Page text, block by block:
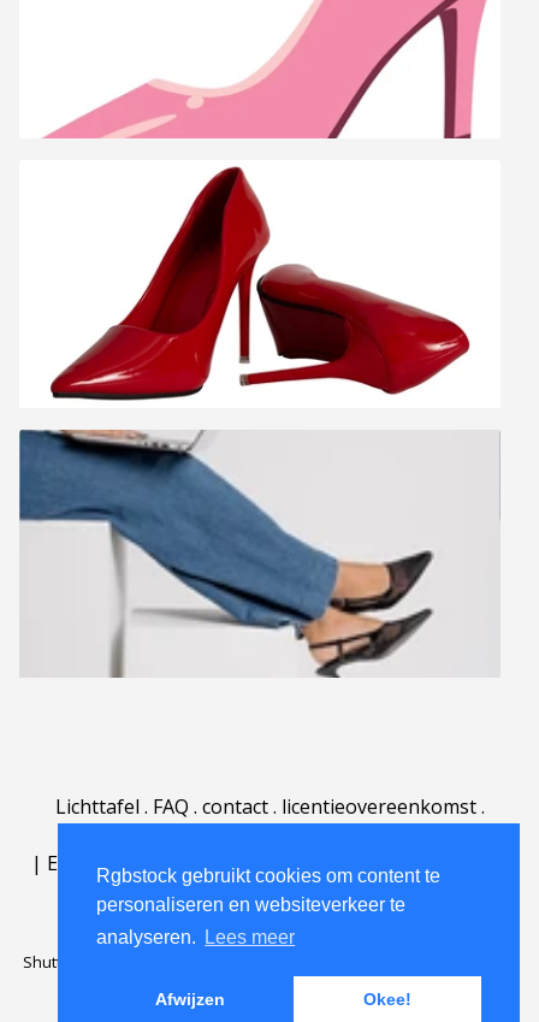
Rgbstock gebruikt cookies om content te
personaliseren en websiteverkeer te
analyseren.
Lees meer
Afwijzen Okee!
Lichttafel . FAQ . contact. licentieovereenkomst.
| English | Deutsch Español | Português
Nederlands|
Shutterstock official partner of Rgbstock
Rgbstock